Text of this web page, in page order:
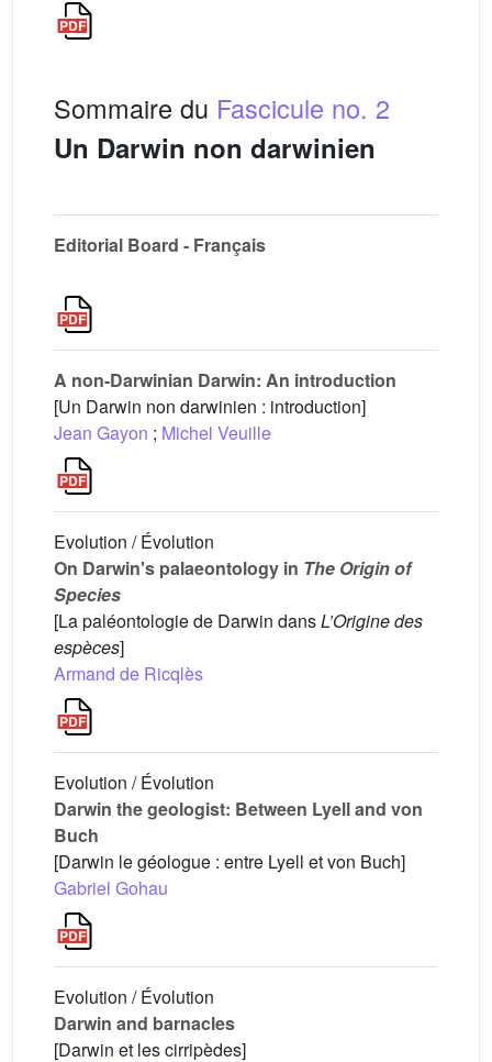
Sommaire du Fascicule no. 2
Un Darwin non darwinien
Editorial Board - Français
A non-Darwinian Darwin: An introduction
[Un Darwin non darwinien : introduction]
Jean Gayon ; Michel Veuille
Evolution / Évolution
On Darwin's palaeontology in The Origin of
Species
[La paléontologie de Darwin dansL’Origine des
espèces]
Armand de Ricqlès
Evolution / Évolution
Darwin the geologist: Between Lyell and von
Buch
[Darwin le géologue : entre Lyell et von Buch]
Gabriel Gohau
Evolution / Évolution
Darwin and barnacles
[Darwin et les cirripèdes]